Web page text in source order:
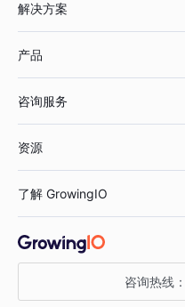
解决方案
鞋服行业
汽车行业
金融行业
产品
智能运营
获客分析
咨询服务
资源
增长公开课
增长博客
了解 GrowingIO
关于 GrowingIO
增长大会
咨询热线：